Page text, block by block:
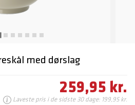
med dørslag
259,95 kr.
Laveste pris i de sidste 30 dage: 199,95 kr.